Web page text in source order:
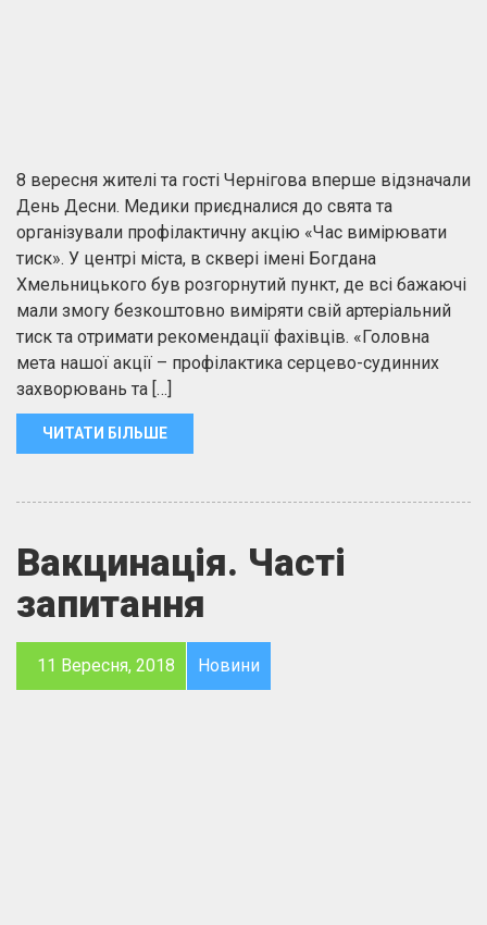
8 вересня жителі та гості Чернігова вперше відзначали
День Десни. Медики приєдналися до свята та
організували профілактичну акцію «Час вимірювати
тиск». У центрі міста, в сквері імені Богдана
Хмельницького був розгорнутий пункт, де всі бажаючі
мали змогу безкоштовно виміряти свій артеріальний
тиск та отримати рекомендації фахівців. «Головна
мета нашої акції – профілактика серцево-судинних
захворювань та […]
ЧИТАТИ БІЛЬШЕ
Вакцинацiя. Часті
запитання
11 Вересня, 2018 Новини